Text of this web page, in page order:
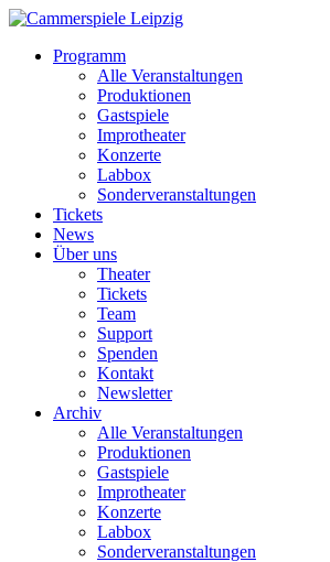
Programm
Alle Veranstaltungen
Produktionen
Gastspiele
Improtheater
Konzerte
Labbox
Sonderveranstaltungen
Tickets
News
Über uns
Theater
Tickets
Team
Support
Spenden
Kontakt
Newsletter
Archiv
Alle Veranstaltungen
Produktionen
Gastspiele
Improtheater
Konzerte
Labbox
Sonderveranstaltungen